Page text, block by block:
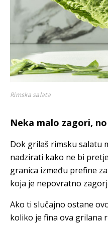
Rimska salata
Neka malo zagori,
Dok grilaš rimsku salatu
nadzirati kako ne bi
granica između prefine
koja je nepovratno
Ako ti slučajno ostane
koliko je fina ova grilana